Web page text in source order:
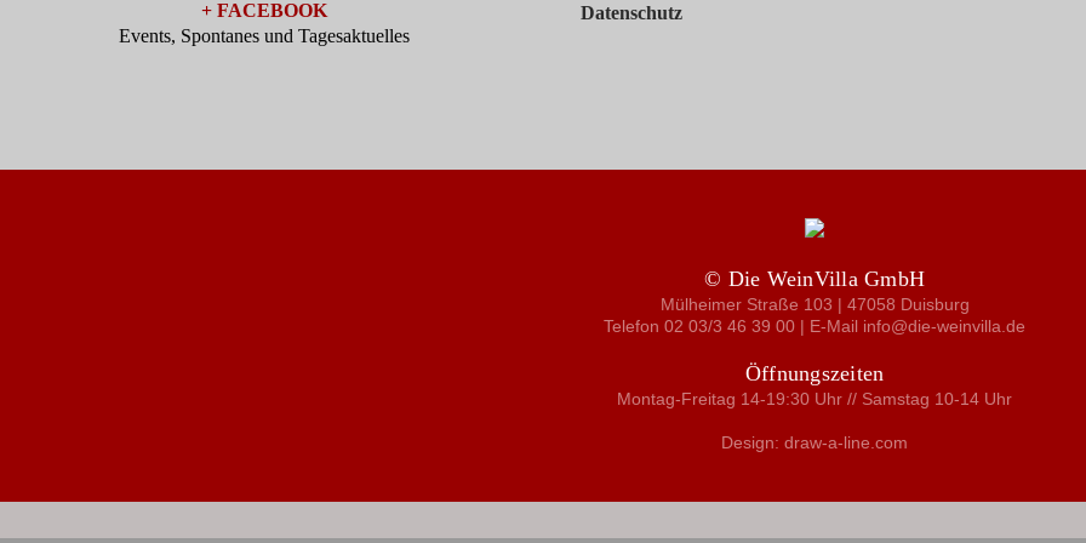
+ FACEBOOK
Events, Spontanes und Tagesaktuelles
Datenschutz
© Die WeinVilla GmbH
Mülheimer Straße 103 | 47058 Duisburg
Telefon 02 03/3 46 39 00 | E-Mail info@die-weinvilla.de
Öffnungszeiten
Montag-Freitag 14-19:30 Uhr // Samstag 10-14 Uhr
Design: draw-a-line.com